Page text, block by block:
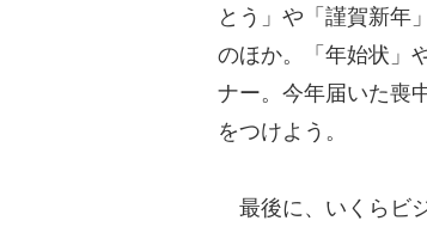
とう」や「謹賀新年
のほか。「年始状」
ナー。今年届いた喪
をつけよう。
最後に、いくらビ